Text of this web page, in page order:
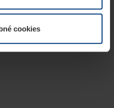
vo vysvetlení cookie
cookies